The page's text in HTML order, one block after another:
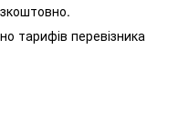
тарифів перевізника